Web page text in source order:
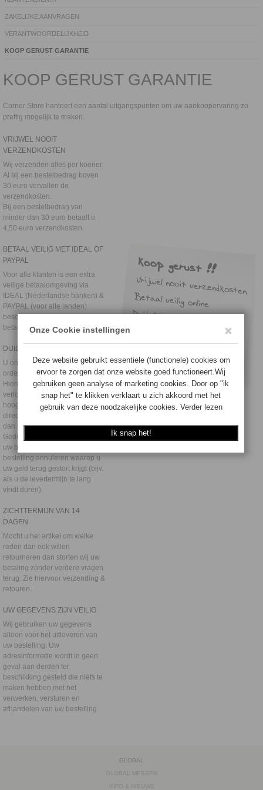
ZAKELIJKE AANVRAGEN
VERANTWOORDELIJKHEID
KOOP GERUST GARANTIE
KOOP GERUST GARANTIE
Corner Store hanteert een aantal uitgangspunten om uw aankoopervaring zo
prettig mogelijk te maken.
VRIJWEL NOOIT
VERZENDKOSTEN
Wij verzenden alles per koerier.
Al bij een bestelbedrag boven
30 euro vervallen de
verzendkosten.
Bij een bestelbedrag van
minder dan 30 euro betaalt u
4,50 euro verzendkosten.
BETAAL VEILIG MET IDEAL OF
PAYPAL
Voor alle klanten is een extra
veilige betaalomgeving via
IDEAL (Nederlandse banken) &
PAYPAL (voor alle landen)
beschikbaar. Zie ook
betaalwijzen
DUIDELIJKE COMMUNICATIE
U ontvangt een
orderbevestiging per e-mail.
Hierna houden wij u over het
verloop van de levering op de
hoogte. Mocht een artikel niet
direct uit voorraad leverbaar zijn
dan melden wij dit tijdig aan u.
Gedurende de verwerking van
uw bestelling kunt u altijd uw
bestelling annuleren waarop u
uw geld terug gestort krijgt (bijv.
als u de levertermijn te lang
vindt duren).
ZICHTTERMIJN VAN 14
DAGEN
Mocht u het artikel om welke
reden dan ook willen
retourneren dan storten wij uw
betaling zonder verdere vragen
terug. Zie hiervoor verzending &
retouren.
UW GEGEVENS ZIJN VEILIG
Wij gebruiken uw gegevens
alleen voor het uitleveren van
uw bestelling. Uw
adresinformatie wordt in geen
geval aan derden ter
beschikking gesteld die niets te
maken hebben met het
verwerken, versturen en
afhandelen van uw bestelling.
GLOBAL
GLOBAL MESSEN
INFO & NIEUWS